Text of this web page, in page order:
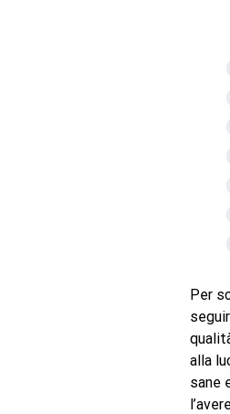
Per
alla
sane